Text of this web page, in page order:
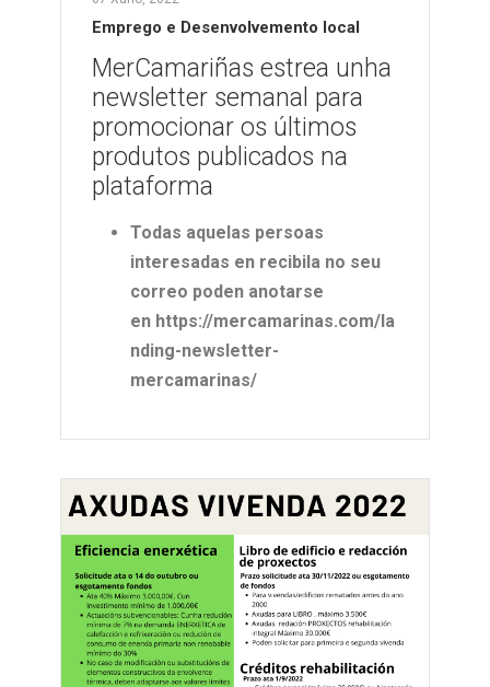
Emprego e Desenvolvemento local
MerCamariñas estrea unha
newsletter semanal para
promocionar os últimos
produtos publicados na
plataforma
Todas aquelas persoas
interesadas en recibila no seu
correo poden anotarse
en https://mercamarinas.com/la
nding-newsletter-
mercamarinas/